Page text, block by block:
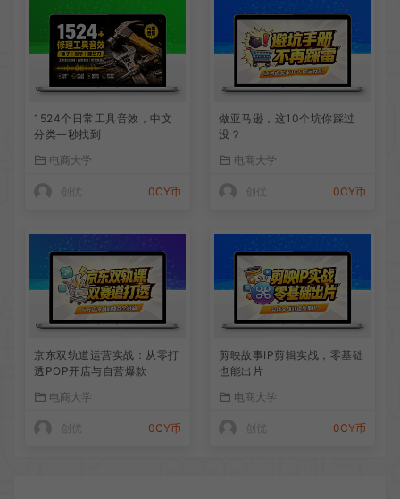
1524个日常工具音效，中文
分类一秒找到
电商大学
0CY币
做亚马逊，这10个坑你踩过
没？
电商大学
0CY币
京东双轨道运营实战：从零打
透POP开店与自营爆款
电商大学
0CY币
剪映故事IP剪辑实战，零基础
也能出片
电商大学
0CY币